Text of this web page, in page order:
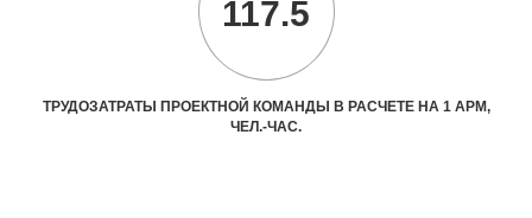
117.5
ТРУДОЗАТРАТЫ ПРОЕКТНОЙ КОМАНДЫ В РАСЧЕТЕ НА 1 АРМ,
ЧЕЛ.-ЧАС.